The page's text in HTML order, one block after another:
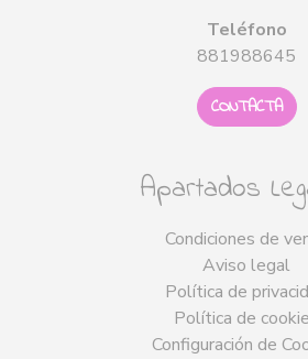
Teléfono
881988645
CONTACTA
Apartados
Condiciones de
Aviso legal
Política de
Política de
Configuración de